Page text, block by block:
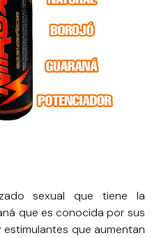
sexual que tiene la
que es conocida por sus
que aumentan